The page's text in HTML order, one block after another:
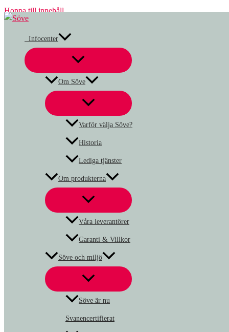
Hoppa till innehåll
Infocenter
Om Söve
Varför välja Söve?
Historia
Lediga tjänster
Om produkterna
Våra leverantörer
Garanti & Villkor
Söve och miljö
Söve är nu
Svanencertifierat